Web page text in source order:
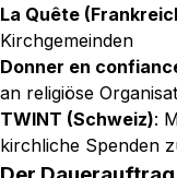
La Quête
Kirchgemeinden
Donner en
an religiöse
TWINT (Schweiz):
kirchliche Spenden